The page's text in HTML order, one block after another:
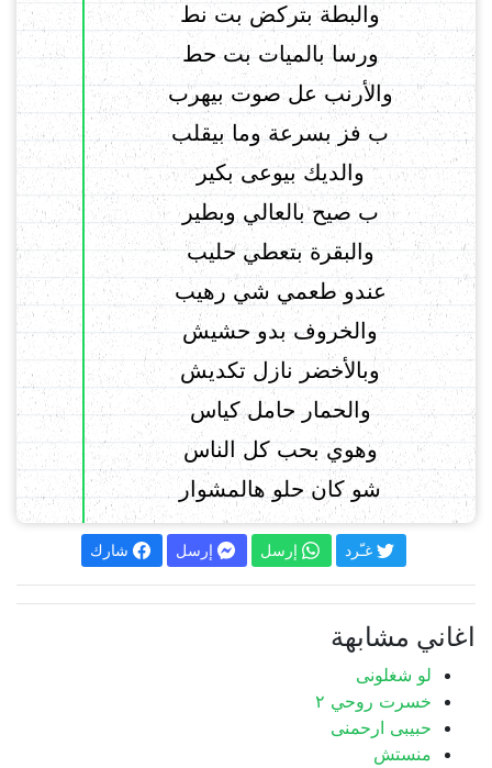
والبطة بتركض بت نط
ورسا بالميات بت حط
والأرنب عل صوت بيهرب
ب فز بسرعة وما بيقلب
والديك بيوعى بكير
ب صيح بالعالي وبطير
والبقرة بتعطي حليب
عندو طعمي شي رهيب
والخروف بدو حشيش
وبالأخضر نازل تكديش
والحمار حامل كياس
وهوي بحب كل الناس
شو كان حلو هالمشوار
اغاني مشابهة
لو شغلونى
خسرت روحي ٢
حبيبى ارحمنى
منستش